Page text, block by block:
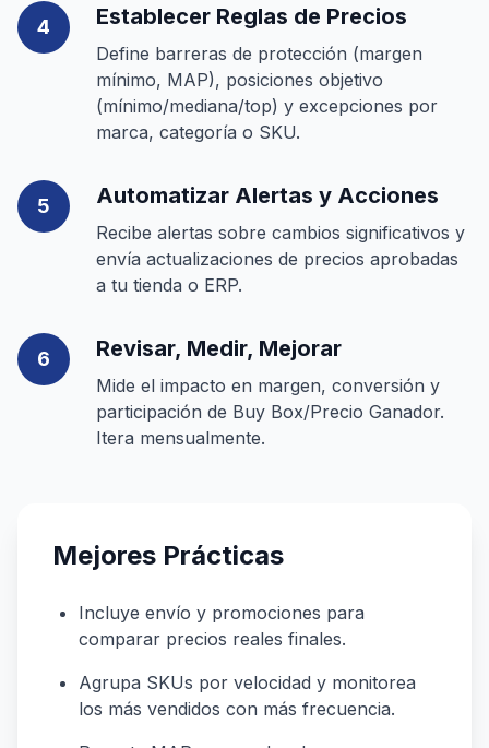
4 Establecer Reglas de Precios
Define barreras de protección (margen
mínimo, MAP), posiciones objetivo
(mínimo/mediana/top) y excepciones por
marca, categoría o SKU.
5 Automatizar Alertas y Acciones
Recibe alertas sobre cambios significativos y
envía actualizaciones de precios aprobadas
a tu tienda o ERP.
6 Revisar, Medir, Mejorar
Mide el impacto en margen, conversión y
participación de Buy Box/Precio Ganador.
Itera mensualmente.
Mejores Prácticas
Incluye envío y promociones para
comparar precios reales finales.
Agrupa SKUs por velocidad y monitorea
los más vendidos con más frecuencia.